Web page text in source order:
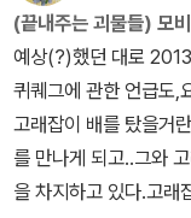
호 선원들의 광기 너머
는다면 절대 이길 수
나서는 무모한 용기가
도 잃어버린 이 시대입
움이 보이는 듯 느껴지
요.
을 발휘하게 되는데, 이
속에서 합리적인 의견
고 지었다 한다. 그리
윈'이, 자신이 가장 사
따 [스타벅스]가 탄생
의 일부가 저 위의 내
있는, 광기와 에고에 빠
는 예외적 인물인지도
원들 모두를바다에 수
를 꺽어버리지 않는 것
도 충분히 비난받을 수
한) 인간적 충동일 뿐
리고 와서 무언가 받아
보이며 버티고 있다.
데 19년이나 지난 뒤
서 설쳐대고 있으니,
앞에 지금 무진장 심란
않다. 냅다 방아쇠를
(끝내주는 괴물들) 모
예상(?)했던 대로
퀴퀘그에 관한 언급도,
고래잡이 배를 탔을거
를 만나게 되고..그와
을 차지하고 있다.고래